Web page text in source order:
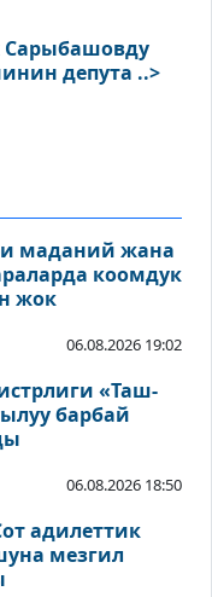
Сарыбашовду
депута ..>
маданий жана
коомдук
жок
06.08.2026 19:02
«Таш-
барбай
06.08.2026 18:50
адилеттик
мезгил